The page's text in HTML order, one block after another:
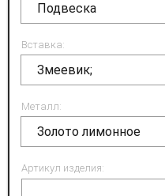
Подвеска
Вставка:
Змеевик;
Металл:
Золото лимонное
Артикул изделия: